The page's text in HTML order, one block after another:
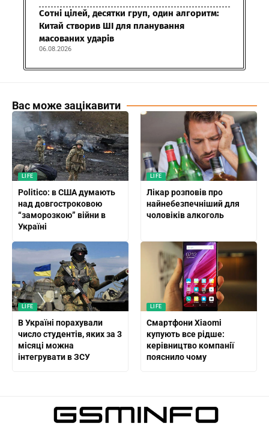
Сотні цілей, десятки груп, один алгоритм:
Китай створив ШІ для планування
масованих ударів
06.08.2026
Вас може зацікавити
LIFE
Politico: в США думають
над довгостроковою
“заморозкою” війни в
Україні
LIFE
Лікар розповів про
найнебезпечніший для
чоловіків алкоголь
LIFE
В Україні порахували
число студентів, яких за 3
місяці можна
інтегрувати в ЗСУ
LIFE
Смартфони Xiaomi
купують все рідше:
керівництво компанії
пояснило чому